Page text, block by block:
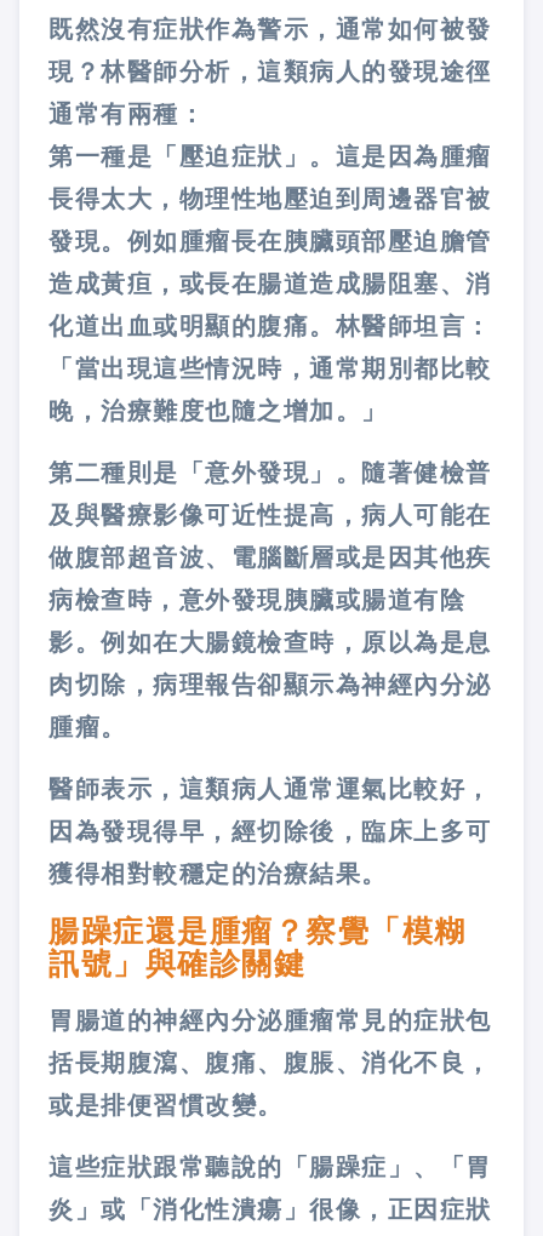
既然沒有症狀作為警示，通常如何被發
現？林醫師分析，這類病人的發現途徑
通常有兩種：
第一種是「壓迫症狀」。這是因為腫瘤
長得太大，物理性地壓迫到周邊器官被
發現。例如腫瘤長在胰臟頭部壓迫膽管
造成黃疸，或長在腸道造成腸阻塞、消
化道出血或明顯的腹痛。林醫師坦言：
「當出現這些情況時，通常期別都比較
晚，治療難度也隨之增加。」
第二種則是「意外發現」。隨著健檢普
及與醫療影像可近性提高，病人可能在
做腹部超音波、電腦斷層或是因其他疾
病檢查時，意外發現胰臟或腸道有陰
影。例如在大腸鏡檢查時，原以為是息
肉切除，病理報告卻顯示為神經內分泌
腫瘤。
醫師表示，這類病人通常運氣比較好，
因為發現得早，經切除後，臨床上多可
獲得相對較穩定的治療結果。
腸躁症還是腫瘤？察覺「模糊
訊號」與確診關鍵
胃腸道的神經內分泌腫瘤常見的症狀包
括長期腹瀉、腹痛、腹脹、消化不良，
或是排便習慣改變。
這些症狀跟常聽說的「腸躁症」、「胃
炎」或「消化性潰瘍」很像，正因症狀